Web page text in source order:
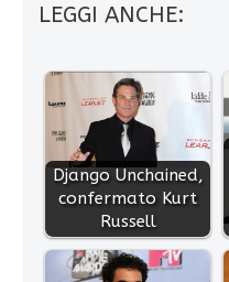
LEGGI ANCHE:
Django Unchained,
confermato Kurt
Russell